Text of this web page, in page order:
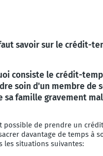
savoir sur le crédit-
consiste le crédit-
soin d'un membre de
sa famille gravement
possible de prendre un
davantage de temps à
les situations suivantes: